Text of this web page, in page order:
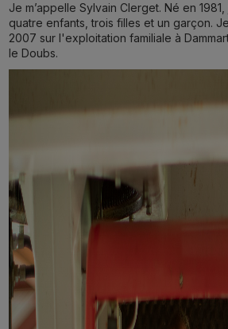
Je m’appelle Sylvain Clerget. Né en
quatre enfants, trois filles et un garçon.
2007 sur l'exploitation familiale à
le Doubs.